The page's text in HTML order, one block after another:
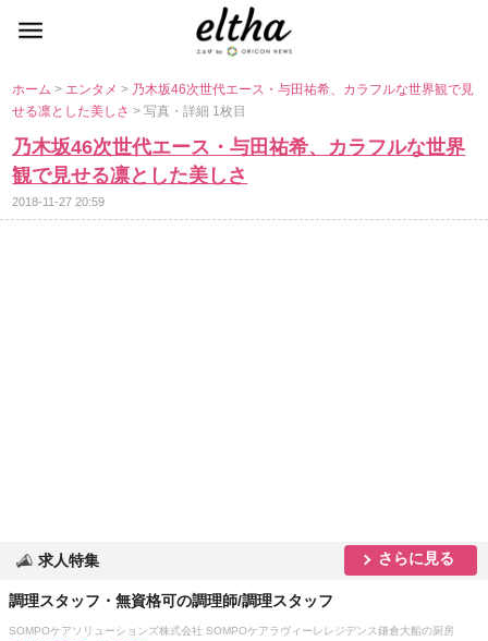
ホーム> エンタメ> 乃木坂46次世代エース・与田祐希、カラフルな世界観で見
せる凛とした美しさ> 写真・詳細 1枚目
乃木坂46次世代エース・与田祐希、カラフルな世界
観で見せる凛とした美しさ
2018-11-27 20:59
求人特集 さらに見る
調理スタッフ・無資格可の調理師/調理スタッフ
SOMPOケアソリューションズ株式会社 SOMPOケアラヴィーレレジデンス鎌倉大船の厨房